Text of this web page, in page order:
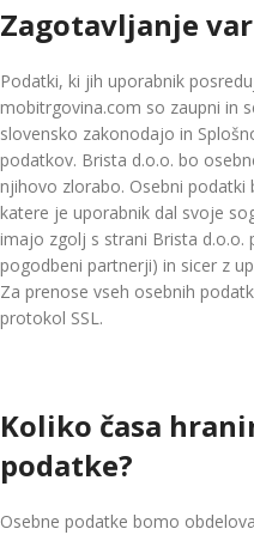
Zagotavljanje
Podatki, ki jih uporabnik
mobitrgovina.com so zaupni in
slovensko zakonodajo in
podatkov. Brista d.o.o. bo
njihovo zlorabo. Osebni
katere je uporabnik dal svoje
imajo zgolj s strani Brista d.o.o.
pogodbeni partnerji) in sicer z
Za prenose vseh osebnih
protokol SSL.
Koliko časa
podatke?
Osebne podatke bomo